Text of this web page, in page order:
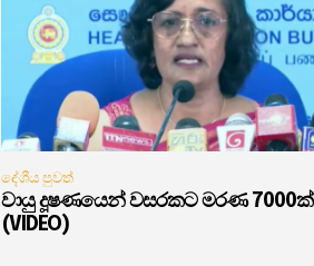
දේශීය පුවත්
වායු දූෂණයෙන් වසරකට මරණ 7000ක්
(VIDEO)